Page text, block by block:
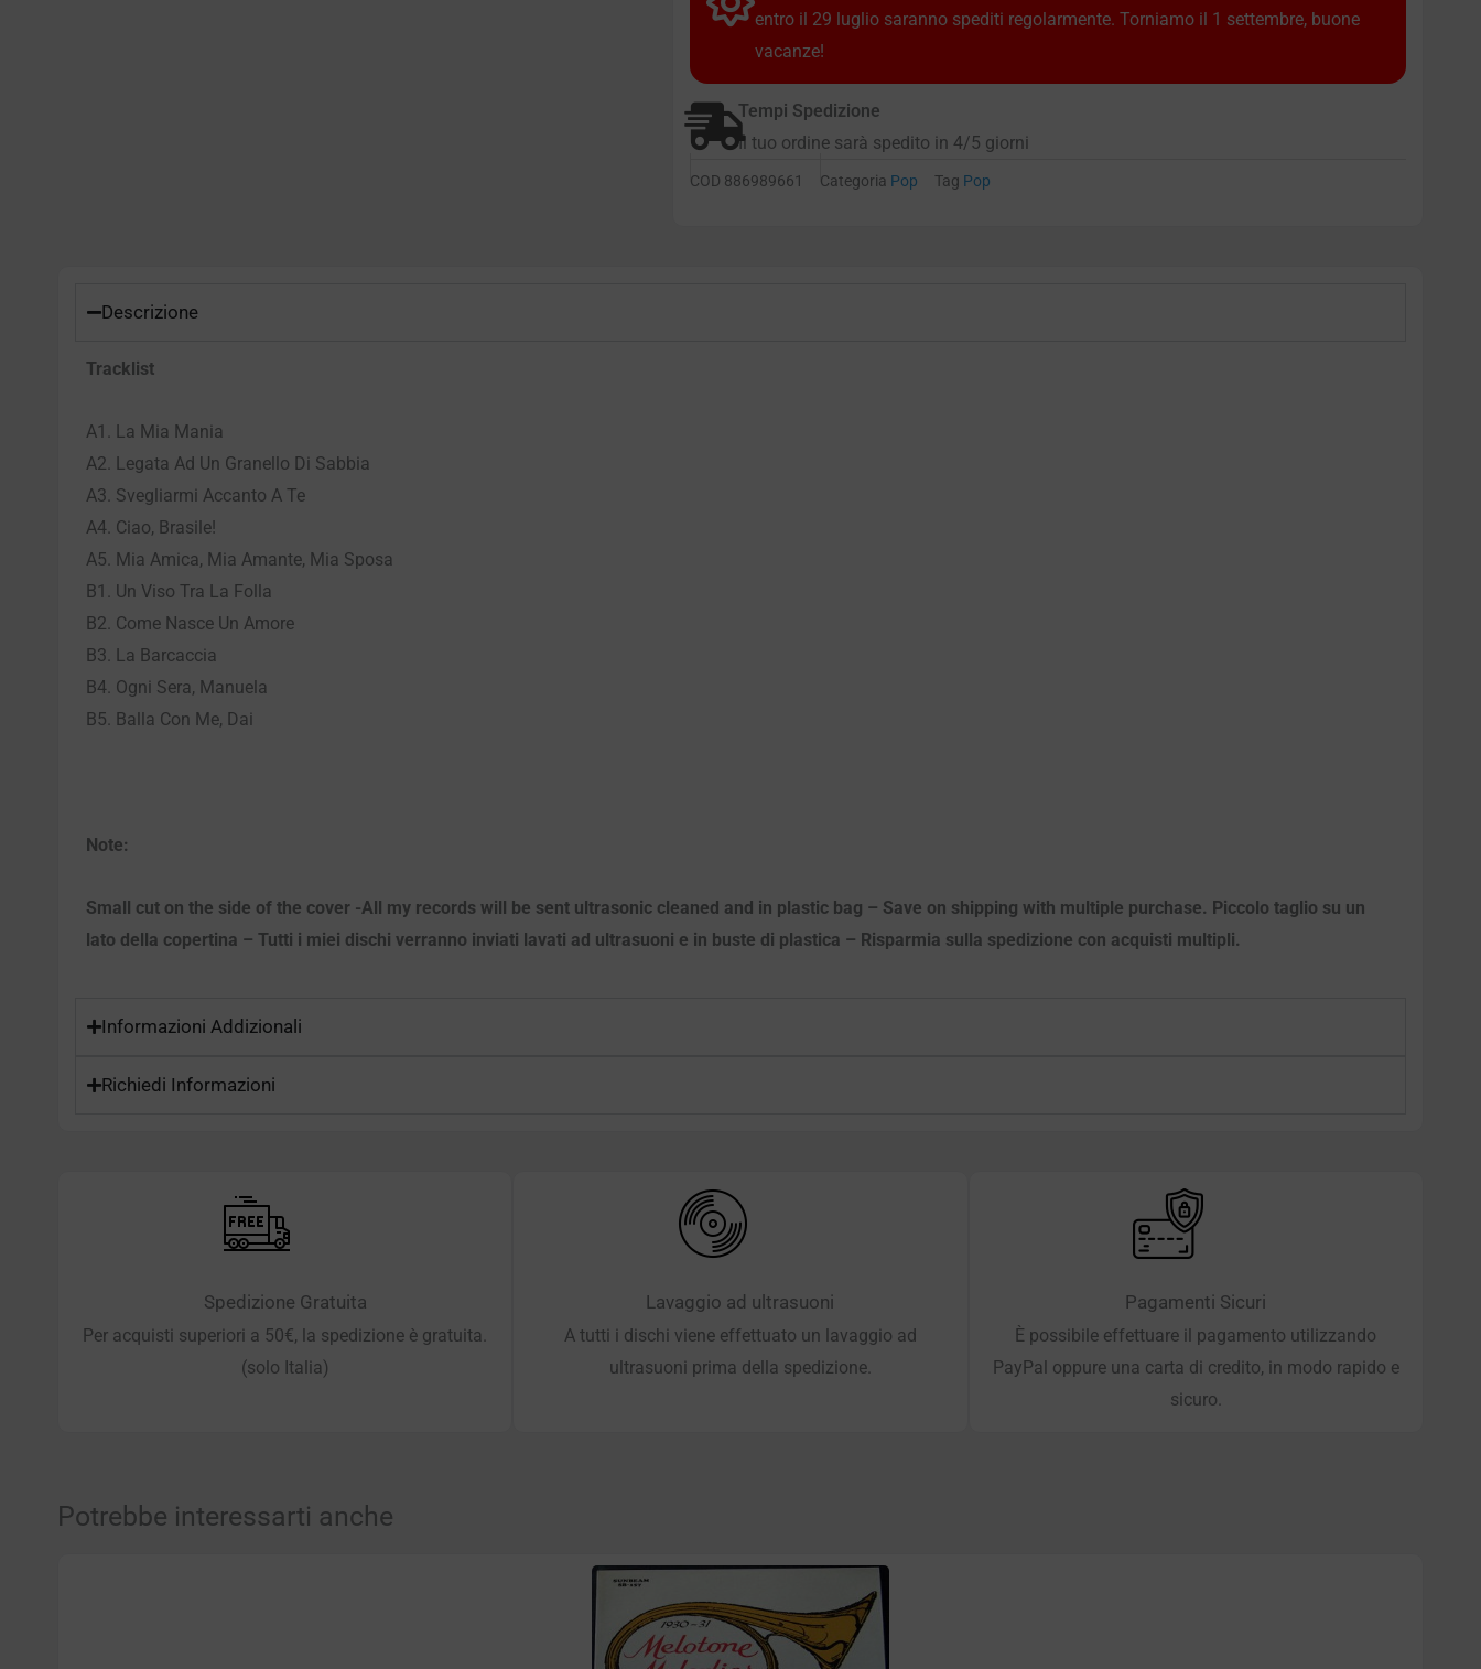
entro il 29 luglio saranno spediti regolarmente. Torniamo il 1 settembre, buone
vacanze!
Tempi Spedizione
Il tuo ordine sarà spedito in 4/5 giorni
COD 886989661 Categoria Pop Tag Pop
Descrizione
Tracklist
A1. La Mia Mania
A2. Legata Ad Un Granello Di Sabbia
A3. Svegliarmi Accanto A Te
A4. Ciao, Brasile!
A5. Mia Amica, Mia Amante, Mia Sposa
B1. Un Viso Tra La Folla
B2. Come Nasce Un Amore
B3. La Barcaccia
B4. Ogni Sera, Manuela
B5. Balla Con Me, Dai
Note:
Small cut on the side of the cover -All my records will be sent ultrasonic cleaned and in plastic bag – Save on shipping with multiple purchase. Piccolo taglio su un
lato della copertina – Tutti i miei dischi verranno inviati lavati ad ultrasuoni e in buste di plastica – Risparmia sulla spedizione con acquisti multipli.
Informazioni Addizionali
Richiedi Informazioni
Spedizione Gratuita
Per acquisti superiori a 50€, la spedizione è gratuita.
(solo Italia)
Lavaggio ad ultrasuoni
A tutti i dischi viene effettuato un lavaggio ad
ultrasuoni prima della spedizione.
Pagamenti Sicuri
È possibile effettuare il pagamento utilizzando
PayPal oppure una carta di credito, in modo rapido e
sicuro.
Potrebbe interessarti anche